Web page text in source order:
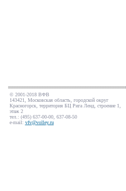
© 2001-2018 ВФВ
143421, Московская область, городской округ
Красногорск, территория БЦ Рига Ленд, строение 1,
этаж 2
тел.: (495) 637-00-00, 637-08-50
e-mail: vfv@volley.ru